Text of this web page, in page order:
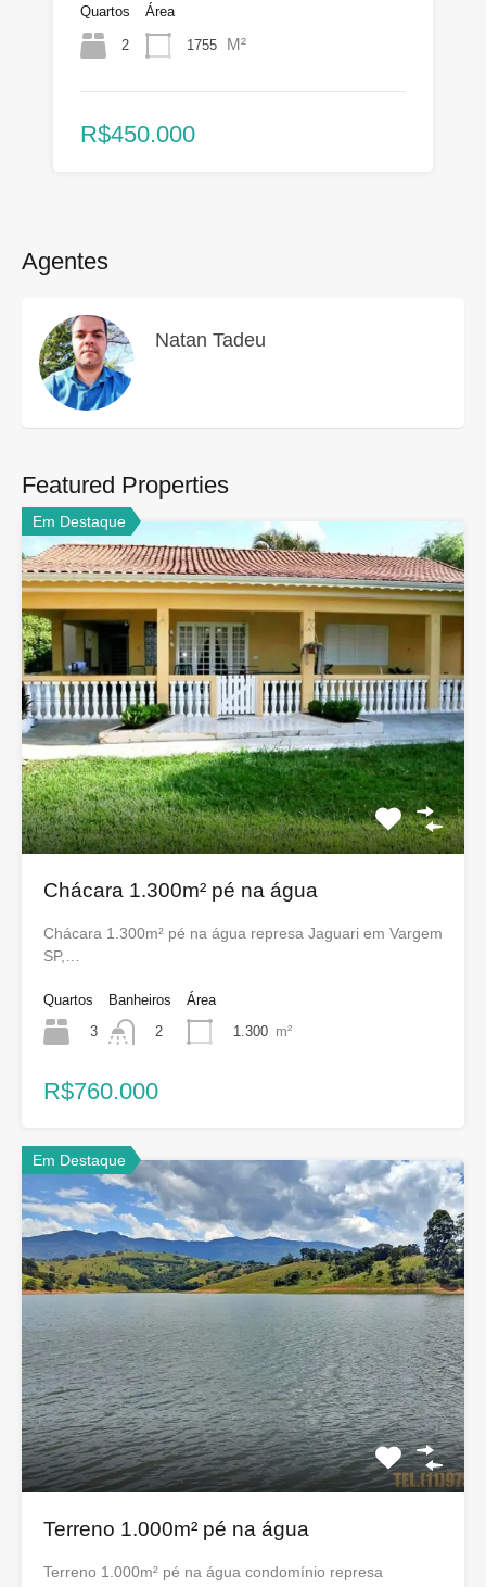
Quartos
2
Área
1755 M²
R$450.000
Agentes
Natan Tadeu
Featured Properties
Em Destaque
Chácara 1.300m² pé na água
Chácara 1.300m² pé na água represa Jaguari em Vargem
SP,…
Quartos
3
Banheiros
2
Área
1.300 m²
R$760.000
Em Destaque
Terreno 1.000m² pé na água
Terreno 1.000m² pé na água condomínio represa